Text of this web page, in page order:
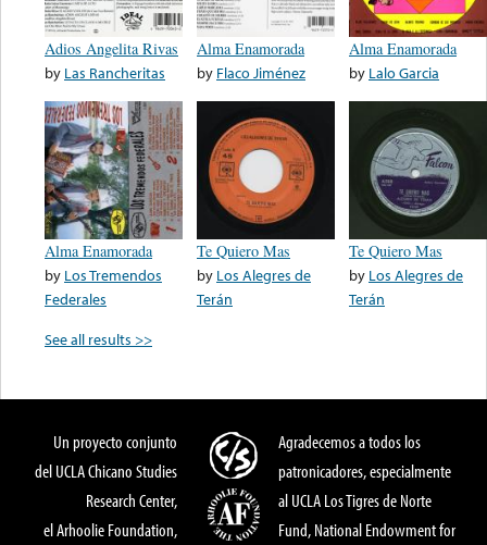
Adios Angelita Rivas
by Las Rancheritas
Alma Enamorada
by Flaco Jiménez
Alma Enamorada
by Lalo Garcia
Alma Enamorada
by Los Tremendos
Federales
Te Quiero Mas
by Los Alegres de
Terán
Te Quiero Mas
by Los Alegres de
Terán
See all results >>
Un proyecto conjunto
del UCLA Chicano Studies
Research Center,
el Arhoolie Foundation,
Agradecemos a todos los
patronicadores, especialmente
al UCLA Los Tigres de Norte
Fund, National Endowment for